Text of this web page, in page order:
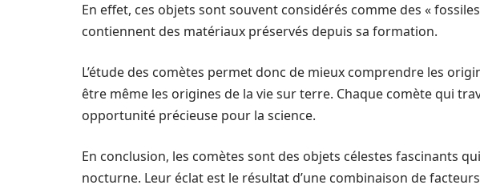
En effet, ces objets sont souvent considérés comme des «
contiennent des matériaux préservés depuis sa formation.
L’étude des comètes permet donc de mieux comprendre les
être même les origines de la vie sur terre. Chaque comète qui
opportunité précieuse pour la science.
En conclusion, les comètes sont des objets célestes fascinants
nocturne. Leur éclat est le résultat d’une combinaison de